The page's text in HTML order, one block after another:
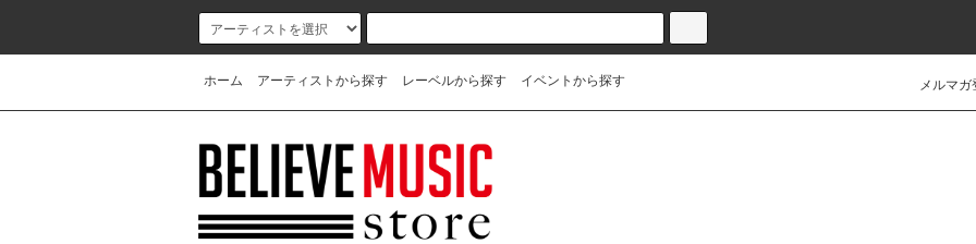
ホーム アーティストから探す レーベルから探す イベントから探す メルマ